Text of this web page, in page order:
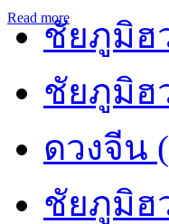
Read moreชัยภูมิฮ
ชัยภูมิฮ
ดวงจีน
ชัยภูมิฮ